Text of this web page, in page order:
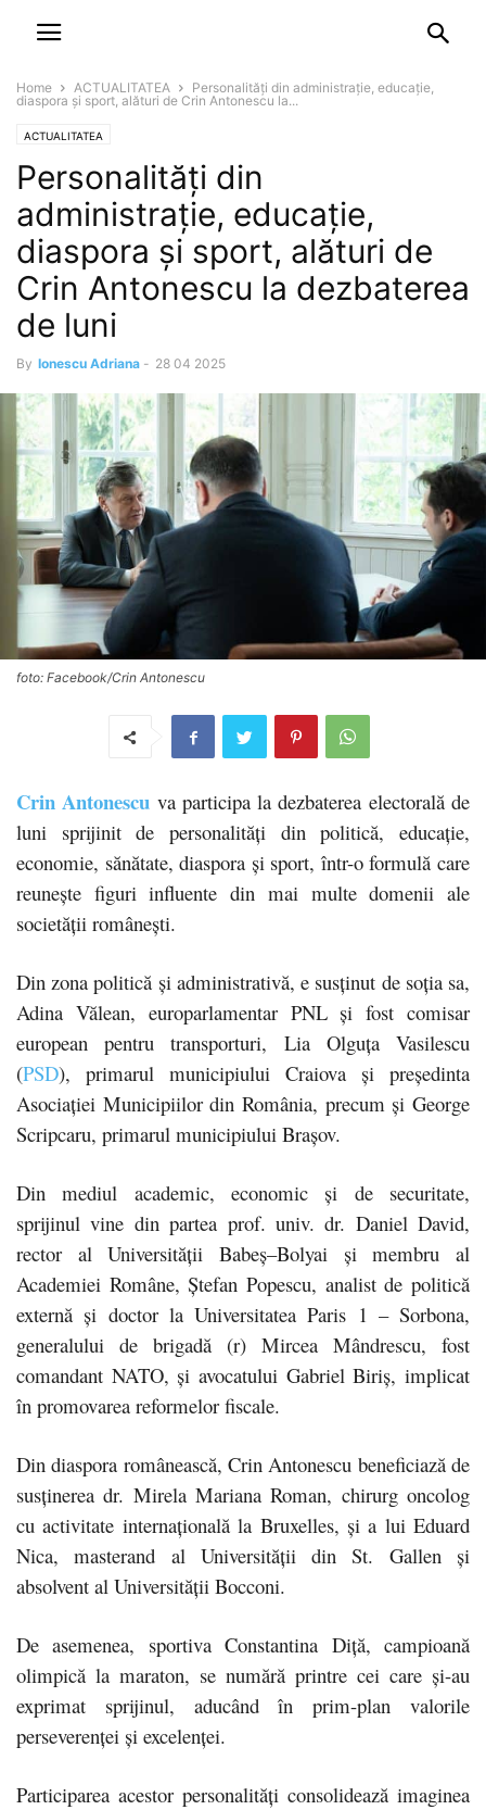
Home ACTUALITATEA
Personalități din administrație, educație,
diaspora și sport, alături de Crin Antonescu la...
ACTUALITATEA
Personalități din
administrație, educație,
diaspora și sport, alături de
Crin Antonescu la dezbaterea
de luni
By Ionescu Adriana - 28 04 2025
foto: Facebook/Crin Antonescu
Crin Antonescu va participa la dezbaterea electorală de
luni sprijinit de personalități din politică, educație,
economie, sănătate, diaspora și sport, într-o formulă care
reunește figuri influente din mai multe domenii ale
societății românești.
Din zona politică și administrativă, e susținut de soția sa,
Adina Vălean, europarlamentar PNL și fost comisar
european pentru transporturi, Lia Olguța Vasilescu
(PSD), primarul municipiului Craiova și președinta
Asociației Municipiilor din România, precum și George
Scripcaru, primarul municipiului Brașov.
Din mediul academic, economic și de securitate,
sprijinul vine din partea prof. univ. dr. Daniel David,
rector al Universității Babeș–Bolyai și membru al
Academiei Române, Ștefan Popescu, analist de politică
externă și doctor la Universitatea Paris 1 – Sorbona,
generalului de brigadă (r) Mircea Mândrescu, fost
comandant NATO, și avocatului Gabriel Biriș, implicat
în promovarea reformelor fiscale.
Din diaspora românească, Crin Antonescu beneficiază de
susținerea dr. Mirela Mariana Roman, chirurg oncolog
cu activitate internațională la Bruxelles, și a lui Eduard
Nica, masterand al Universității din St. Gallen și
absolvent al Universității Bocconi.
De asemenea, sportiva Constantina Diță, campioană
olimpică la maraton, se numără printre cei care și-au
exprimat sprijinul, aducând în prim-plan valorile
perseverenței și excelenței.
Participarea acestor personalități consolidează imaginea